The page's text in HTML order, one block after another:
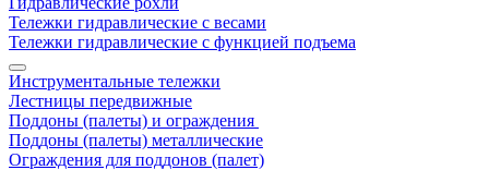
Тележки гидравлические с весами
Тележки гидравлические с функцией подъема
Инструментальные тележки
Лестницы передвижные
Поддоны (палеты) и ограждения
Поддоны (палеты) металлические
Ограждения для поддонов (палет)